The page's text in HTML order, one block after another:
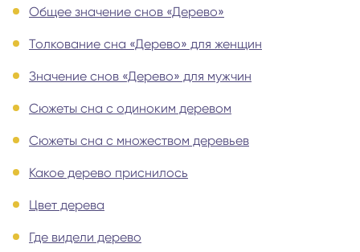
Общее значение снов «Дерево»
Толкование сна «Дерево» для женщин
Значение снов «Дерево» для мужчин
Сюжеты сна с одиноким деревом
Сюжеты сна с множеством деревьев
Какое дерево приснилось
Цвет дерева
Где видели дерево